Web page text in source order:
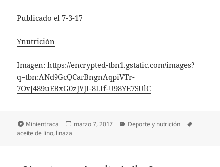
Publicado el 7-3-17
Ynutrición
Imagen:https://encrypted-tbn1.gstatic.com/images?
q=tbn:ANd9GcQCarBngnAqpiVTr-
7OvJ489uEBxG0zJVJI-8LIf-U98YE7SUlC
Formato
Minientrada
Publicado
marzo 7, 2017 Categorías
Deporte y nutrición
aceite de lino, linaza